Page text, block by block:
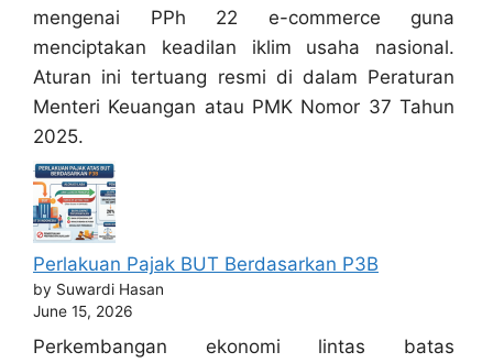
mengenai PPh 22 e-commerce guna
menciptakan keadilan iklim usaha nasional.
Aturan ini tertuang resmi di dalam Peraturan
Menteri Keuangan atau PMK Nomor 37 Tahun
2025.
Perlakuan Pajak BUT Berdasarkan P3B
by Suwardi Hasan
June 15, 2026
Perkembangan ekonomi lintas batas